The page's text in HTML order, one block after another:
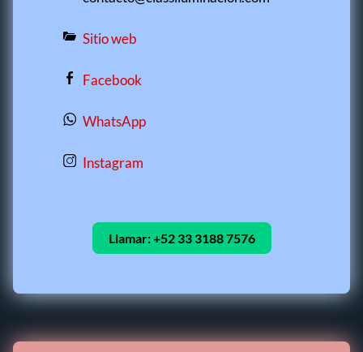
Sitio web
Facebook
WhatsApp
Instagram
Llamar:+52 33 3188 7576